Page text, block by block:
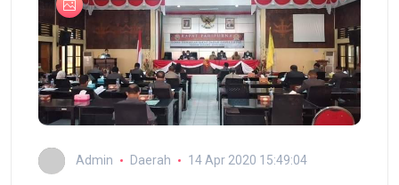
Admin Daerah 14 Apr 2020 15:49:04